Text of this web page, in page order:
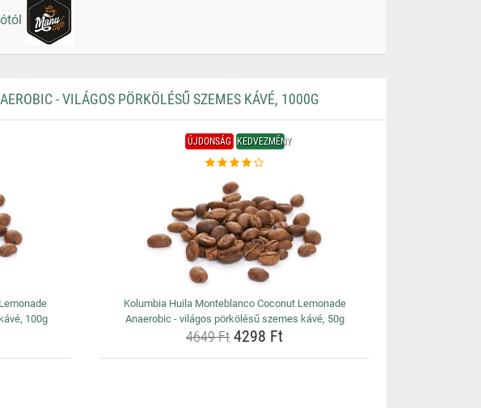
- VILÁGOS PÖRKÖLÉSŰ SZEMES KÁVÉ, 1000G
100g
ÚJDONSÁG KEDVEZMÉNY
Kolumbia Huila Monteblanco Coconut Lemonade
Anaerobic - világos pörkölésű szemes kávé, 50g
4649 Ft 4298 Ft